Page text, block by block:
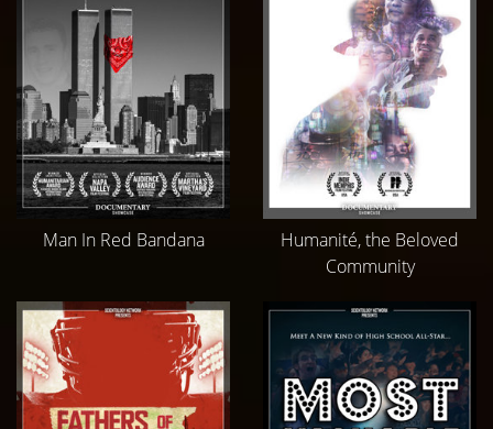
Man In Red Bandana
Humanité, the Beloved
Community